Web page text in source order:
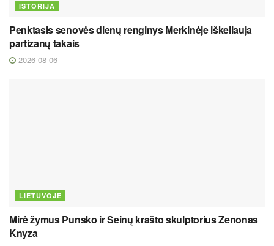
ISTORIJA
Penktasis senovės dienų renginys Merkinėje iškeliauja
partizanų takais
2026 08 06
LIETUVOJE
Mirė žymus Punsko ir Seinų krašto skulptorius Zenonas
Knyza